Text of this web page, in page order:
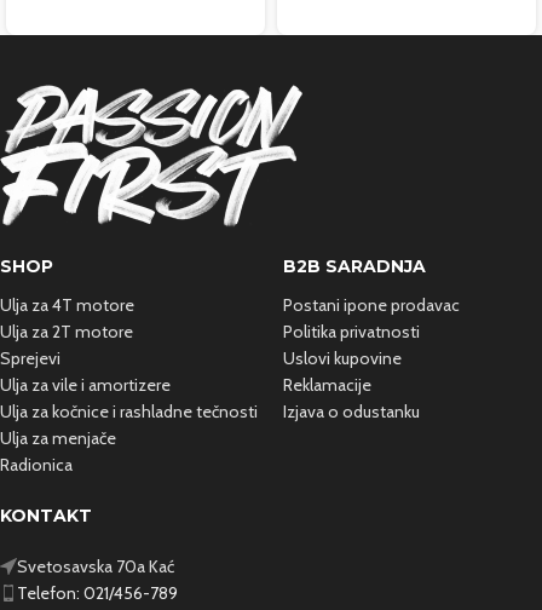
SHOP
Ulja za 4T motore
Ulja za 2T motore
Sprejevi
Ulja za vile i amortizere
Ulja za kočnice i rashladnetečnosti
Ulja za menjače
Radionica
B2B SARADNJA
Postani ipone prodavac
Politika privatnosti
Uslovi kupovine
Reklamacije
Izjava o odustanku
KONTAKT
Svetosavska 70a Kać
Telefon: 021/456-789